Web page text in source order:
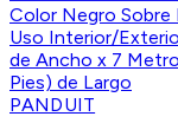
PANDUIT